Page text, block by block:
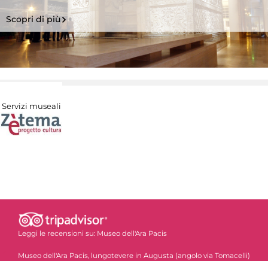
Scopri di più
Servizi museali
Leggi le recensioni su: Museo dell'Ara Pacis
Museo dell'Ara Pacis, lungotevere in Augusta (angolo via Tomacelli)